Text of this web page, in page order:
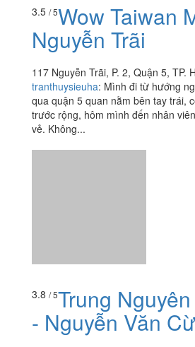
3.5 / 5Wow Taiwan
Nguyễn Trãi
117 Nguyễn Trãi, P. 2, Quận 5, TP.
tranthuysieuha: Mình đi từ hướng
qua quận 5 quan nằm bên tay trái,
trước rộng, hôm mình đến nhân
vẻ. Không...
3.8 / 5Trung
- Nguyễn Văn Cừ